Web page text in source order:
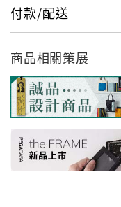
付款/配送
商品相關策展